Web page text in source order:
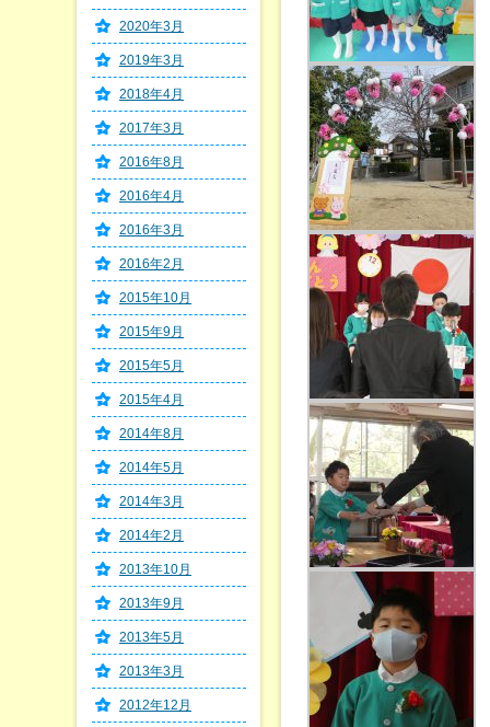
2020年3月
2019年3月
2018年4月
2017年3月
2016年8月
2016年4月
2016年3月
2016年2月
2015年10月
2015年9月
2015年5月
2015年4月
2014年8月
2014年5月
2014年3月
2014年2月
2013年10月
2013年9月
2013年5月
2013年3月
2012年12月